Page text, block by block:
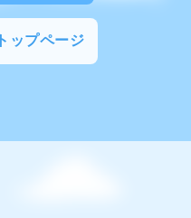
トップページ